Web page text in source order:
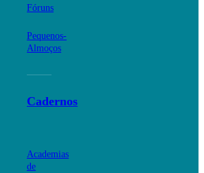
Fóruns
Pequenos-
Almoços
Cadernos
Academias
de